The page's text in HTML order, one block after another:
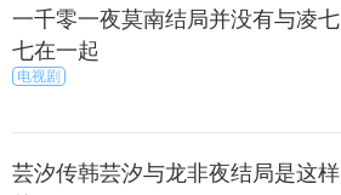
一千零一夜莫南结局并没有与凌七
七在一起
电视剧
芸汐传韩芸汐与龙非夜结局是这样